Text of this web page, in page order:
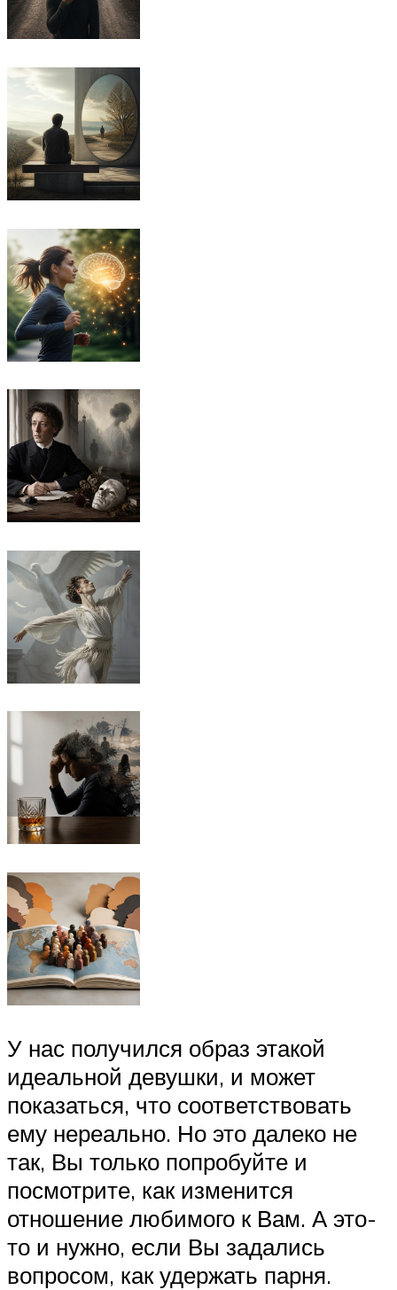
У нас получился образ этакой
идеальной девушки, и может
показаться, что соответствовать
ему нереально. Но это далеко не
так, Вы только попробуйте и
посмотрите, как изменится
отношение любимого к Вам. А это-
то и нужно, если Вы задались
вопросом, как удержать парня.